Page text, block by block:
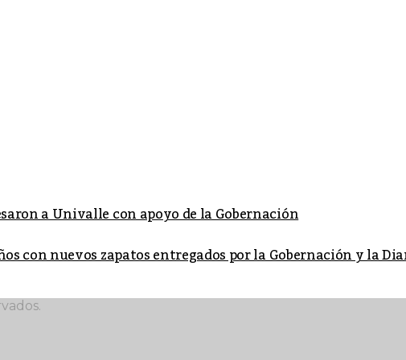
a Univalle con apoyo de la Gobernación
con nuevos zapatos entregados por la Gobernación y la